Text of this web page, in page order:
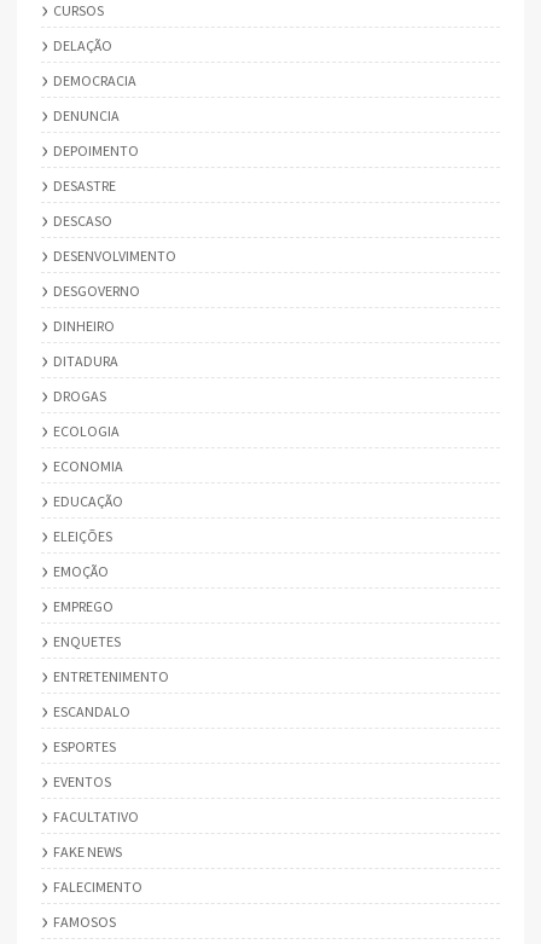
CURSOS
DELAÇÃO
DEMOCRACIA
DENUNCIA
DEPOIMENTO
DESASTRE
DESCASO
DESENVOLVIMENTO
DESGOVERNO
DINHEIRO
DITADURA
DROGAS
ECOLOGIA
ECONOMIA
EDUCAÇÃO
ELEIÇÕES
EMOÇÃO
EMPREGO
ENQUETES
ENTRETENIMENTO
ESCANDALO
ESPORTES
EVENTOS
FACULTATIVO
FAKE NEWS
FALECIMENTO
FAMOSOS